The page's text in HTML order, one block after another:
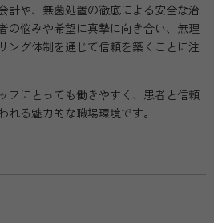
計や、無菌処置の徹底による安全な治
の悩みや希望に真摯に向き合い、無理
ング体制を通じて信頼を築くことに注
フにとっても働きやすく、患者と信頼
る魅力的な職場環境です。